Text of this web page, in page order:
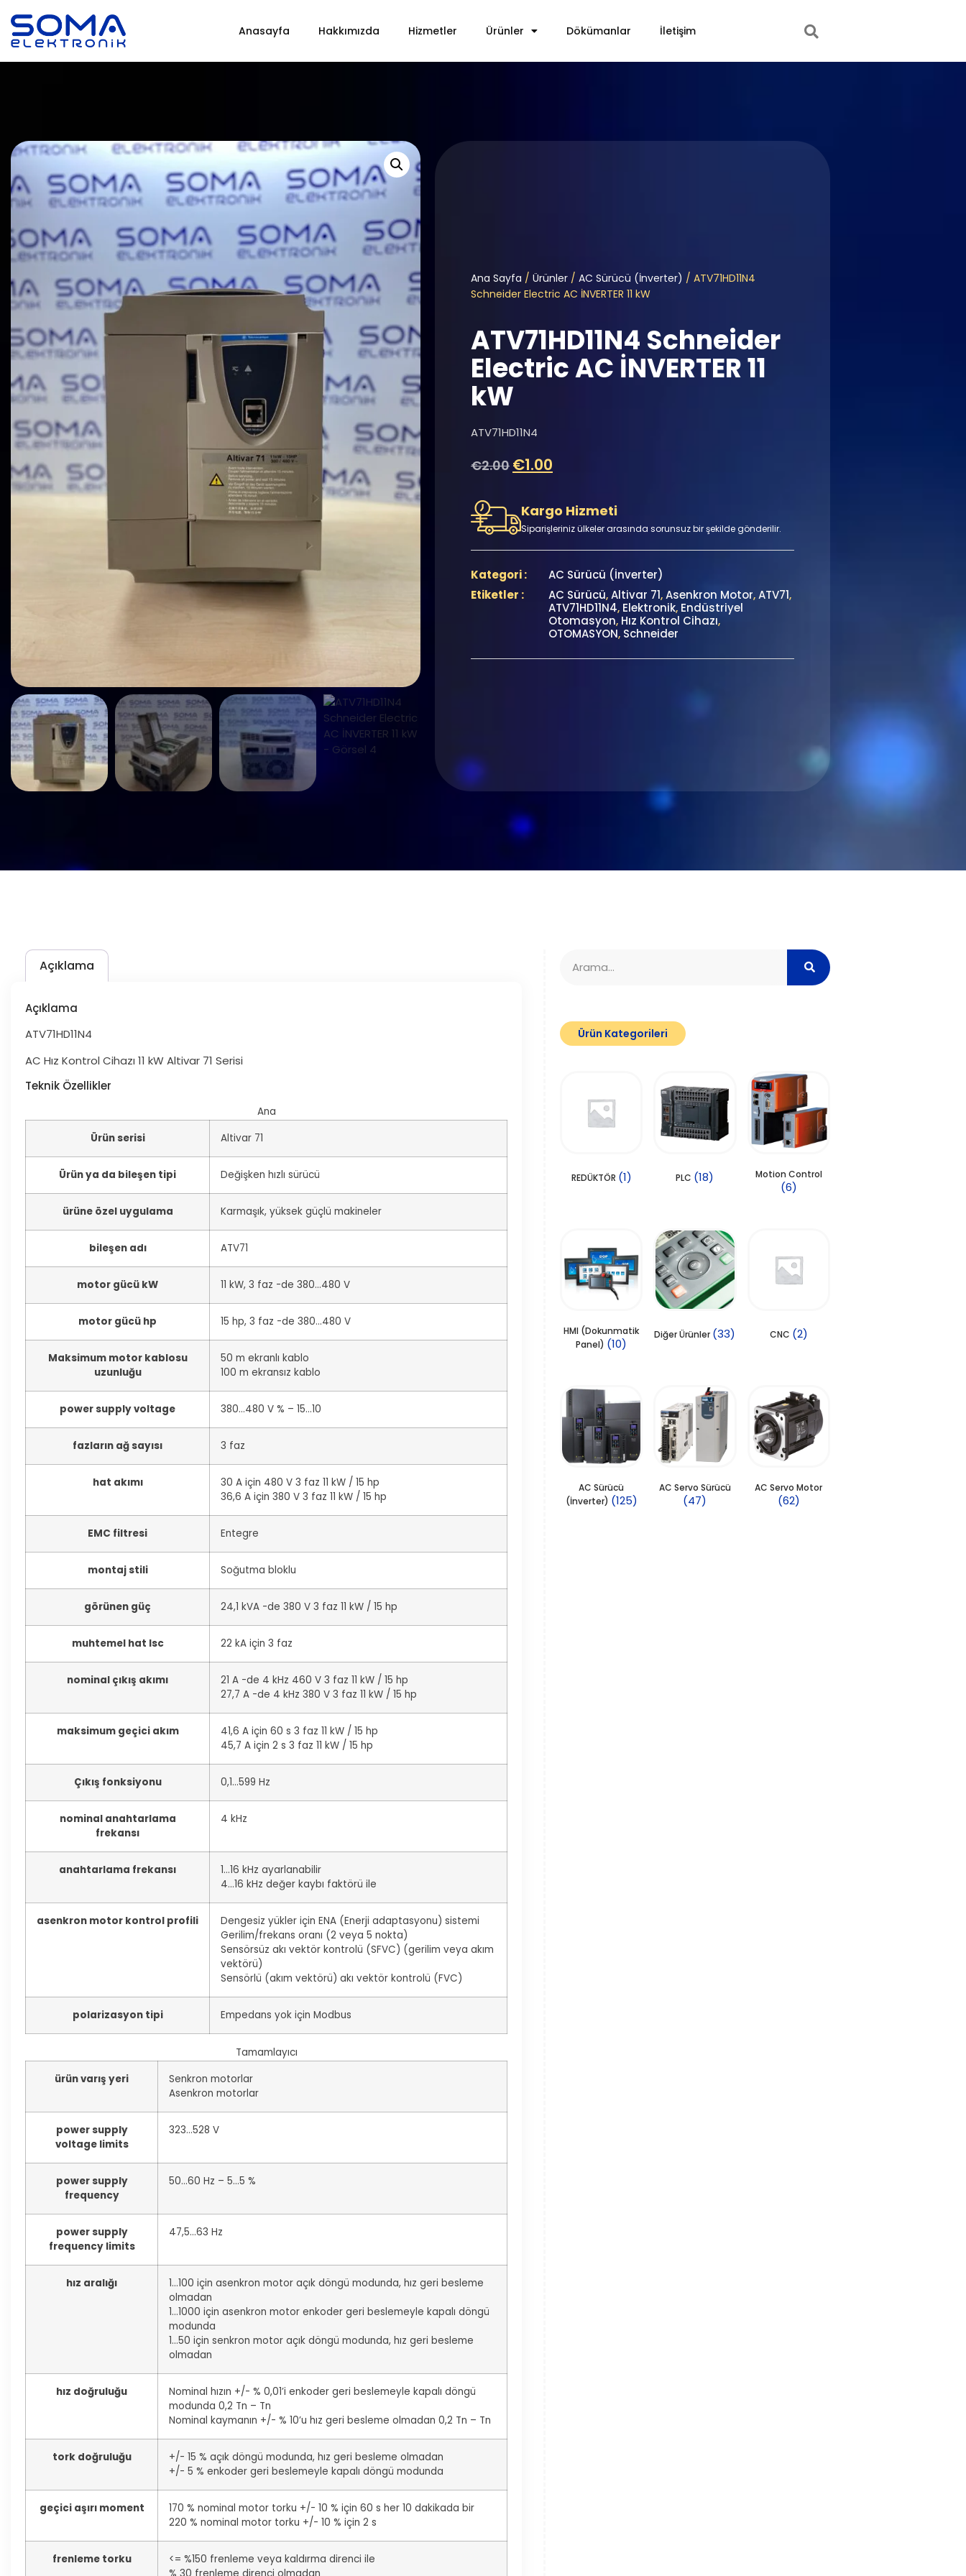
Anasayfa Hakkımızda Hizmetler Ürünler Dökümanlar İletişim
Ana Sayfa / Ürünler / AC Sürücü (İnverter) / ATV71HD11N4
Schneider Electric AC İNVERTER 11 kW
ATV71HD11N4 Schneider
Electric AC İNVERTER 11
kW
ATV71HD11N4
€2.00 €1.00
Kargo Hizmeti
Siparişleriniz ülkeler arasında sorunsuz bir şekilde gönderilir.
Kategori :
AC Sürücü (İnverter)
Etiketler :
AC Sürücü,Altivar 71,Asenkron Motor,ATV71,
ATV71HD11N4, Elektronik, Endüstriyel
Otomasyon, Hız Kontrol Cihazı,
OTOMASYON, Schneider
Açıklama
Açıklama
ATV71HD11N4
AC Hız Kontrol Cihazı 11 kW Altivar 71 Serisi
Teknik Özellikler
Ana
Ürün serisi
Altivar 71
Ürün ya da bileşen tipi Değişken hızlı sürücü
ürüne özel uygulama Karmaşık, yüksek güçlü makineler
bileşen adı ATV71
motor gücü kW 11 kW, 3 faz -de 380…480 V
motor gücü hp 15 hp, 3 faz -de 380…480 V
Maksimum motor kablosu
uzunluğu
50 m ekranlı kablo
100 m ekransız kablo
power supply voltage 380…480 V % – 15…10
fazların ağ sayısı 3 faz
hat akımı
30 A için 480 V 3 faz 11 kW / 15 hp
36,6 A için 380 V 3 faz 11 kW / 15 hp
EMC filtresi Entegre
montaj stili Soğutma bloklu
görünen güç 24,1 kVA -de 380 V 3 faz 11 kW / 15 hp
muhtemel hat Isc 22 kA için 3 faz
nominal çıkış akımı
21 A -de 4 kHz 460 V 3 faz 11 kW / 15 hp
27,7 A -de 4 kHz 380 V 3 faz 11 kW / 15 hp
maksimum geçici akım
41,6 A için 60 s 3 faz 11 kW / 15 hp
45,7 A için 2 s 3 faz 11 kW / 15 hp
Çıkış fonksiyonu 0,1…599 Hz
nominal anahtarlama
frekansı
4 kHz
anahtarlama frekansı
1…16 kHz ayarlanabilir
4…16 kHz değer kaybı faktörü ile
asenkron motor kontrol profili
Dengesiz yükler için ENA (Enerji adaptasyonu) sistemi
Gerilim/frekans oranı (2 veya 5 nokta)
Sensörsüz akı vektör kontrolü (SFVC) (gerilim veya akım
vektörü)
Sensörlü (akım vektörü) akı vektör kontrolü (FVC)
polarizasyon tipi Empedans yok için Modbus
Tamamlayıcı
ürün varış yeri
Senkron motorlar
Asenkron motorlar
power supply
voltage limits
323…528 V
power supply
frequency
50…60 Hz – 5…5 %
power supply
frequency limits
47,5…63 Hz
hız aralığı
1…100 için asenkron motor açık döngü modunda, hız geri besleme
olmadan
1…1000 için asenkron motor enkoder geri beslemeyle kapalı döngü
modunda
1…50 için senkron motor açık döngü modunda, hız geri besleme
olmadan
hız doğruluğu
Nominal hızın +/- % 0,01’i enkoder geri beslemeyle kapalı döngü
modunda 0,2 Tn – Tn
Nominal kaymanın +/- % 10’u hız geri besleme olmadan 0,2 Tn – Tn
tork doğruluğu
+/- 15 % açık döngü modunda, hız geri besleme olmadan
+/- 5 % enkoder geri beslemeyle kapalı döngü modunda
geçici aşırı moment
170 % nominal motor torku +/- 10 % için 60 s her 10 dakikada bir
220 % nominal motor torku +/- 10 % için 2 s
frenleme torku
<= %150 frenleme veya kaldırma direnci ile
Ürün Kategorileri
REDÜKTÖR (1) PLC (18) Motion Control
(6)
HMI (Dokunmatik
Panel) (10)
Diğer Ürünler (33) CNC (2)
AC Sürücü
(İnverter) (125)
AC Servo Sürücü
(47)
AC Servo Motor
(62)